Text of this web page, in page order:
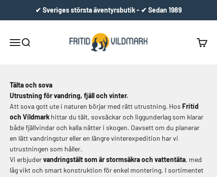
✔ Sveriges största äventyrsbutik - ✔ Sedan 1989
MenySök
Fritid & Vildmark
Tälta och sova
Utrustning för vandring, fjäll och vinter.
Att sova gott ute i naturen börjar med rätt utrustning. Hos Fritid
och Vildmark hittar du tält, sovsäckar och liggunderlag som klarar
både fjällvindar och kalla nätter i skogen. Oavsett om du planerar
en lätt vandringstur eller en längre vinterexpedition har vi
utrustningen som håller.
Vi erbjudervandrings­tält som är stormsäkra och vattentäta, med
låg vikt och smart konstruktion för enkel montering. I sortimentet